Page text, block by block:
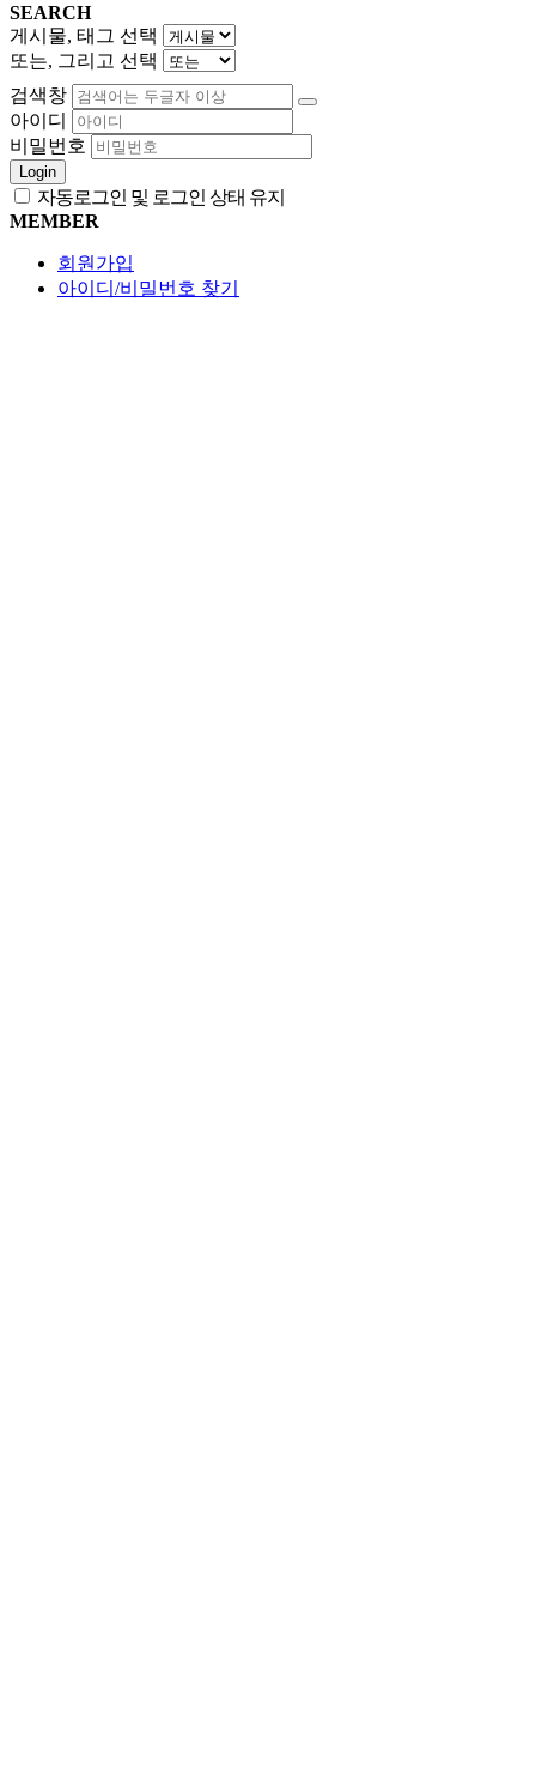
SEARCH
게시물, 태그 선택
또는, 그리고 선택
검색창
아이디
비밀번호
Login
자동로그인 및 로그인 상태 유지
MEMBER
회원가입
아이디/비밀번호 찾기